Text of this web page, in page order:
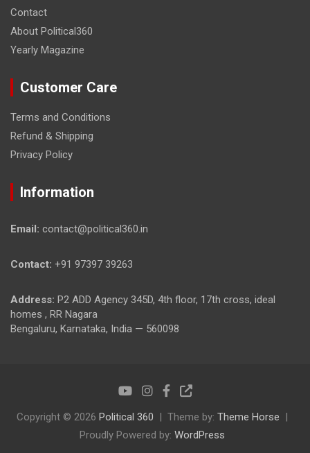
Contact
About Political360
Yearly Magazine
Customer Care
Terms and Conditions
Refund & Shipping
Privacy Policy
Information
Email: contact@political360.in
Contact: +91 97397 39263
Address: P2 ADD Agency 345D, 4th floor, 17th cross, ideal
homes , RR Nagara
Bengaluru, Karnataka, India — 560098
Copyright © 2026 Political 360 Theme by: Theme Horse
Proudly Powered by: WordPress